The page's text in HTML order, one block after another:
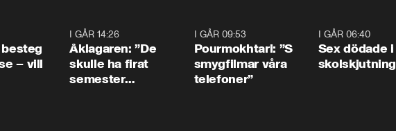
– vill
I GÅR 14:26
Åklagaren: ”De
skulle ha firat
semester
I GÅR 09:53
Pourmokhtari: ”S
smygfilmar våra
telefoner”
I GÅR 06:40
Sex dödade i
skolskjutning